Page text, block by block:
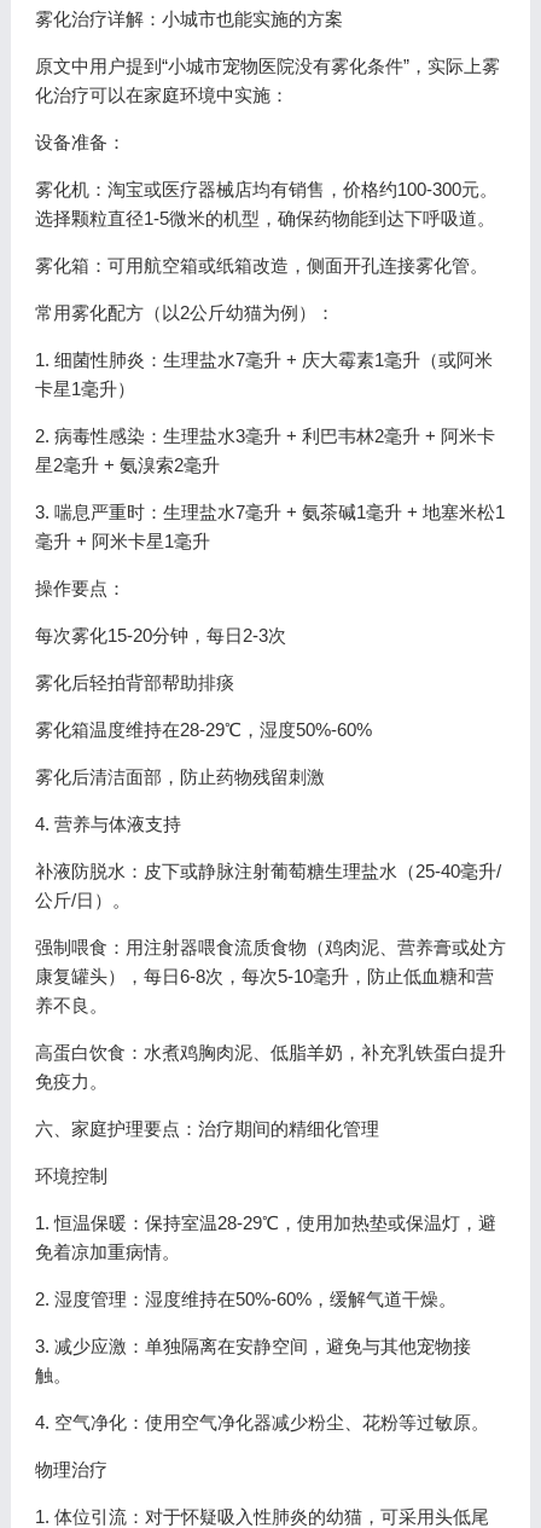
雾化治疗详解：小城市也能实施的方案
原文中用户提到“小城市宠物医院没有雾化条件”，实际上雾
化治疗可以在家庭环境中实施：
设备准备：
雾化机：淘宝或医疗器械店均有销售，价格约100-300元。
选择颗粒直径1-5微米的机型，确保药物能到达下呼吸道。
雾化箱：可用航空箱或纸箱改造，侧面开孔连接雾化管。
常用雾化配方（以2公斤幼猫为例）：
1. 细菌性肺炎：生理盐水7毫升 + 庆大霉素1毫升（或阿米
卡星1毫升）
2. 病毒性感染：生理盐水3毫升 + 利巴韦林2毫升 + 阿米卡
星2毫升 + 氨溴索2毫升
3. 喘息严重时：生理盐水7毫升 + 氨茶碱1毫升 + 地塞米松1
毫升 + 阿米卡星1毫升
操作要点：
每次雾化15-20分钟，每日2-3次
雾化后轻拍背部帮助排痰
雾化箱温度维持在28-29℃，湿度50%-60%
雾化后清洁面部，防止药物残留刺激
4. 营养与体液支持
补液防脱水：皮下或静脉注射葡萄糖生理盐水（25-40毫升/
公斤/日）。
强制喂食：用注射器喂食流质食物（鸡肉泥、营养膏或处方
康复罐头），每日6-8次，每次5-10毫升，防止低血糖和营
养不良。
高蛋白饮食：水煮鸡胸肉泥、低脂羊奶，补充乳铁蛋白提升
免疫力。
六、家庭护理要点：治疗期间的精细化管理
环境控制
1. 恒温保暖：保持室温28-29℃，使用加热垫或保温灯，避
免着凉加重病情。
2. 湿度管理：湿度维持在50%-60%，缓解气道干燥。
3. 减少应激：单独隔离在安静空间，避免与其他宠物接
触。
4. 空气净化：使用空气净化器减少粉尘、花粉等过敏原。
物理治疗
1. 体位引流：对于怀疑吸入性肺炎的幼猫，可采用头低尾